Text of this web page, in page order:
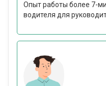
Опыт работы более 7-
водителя для